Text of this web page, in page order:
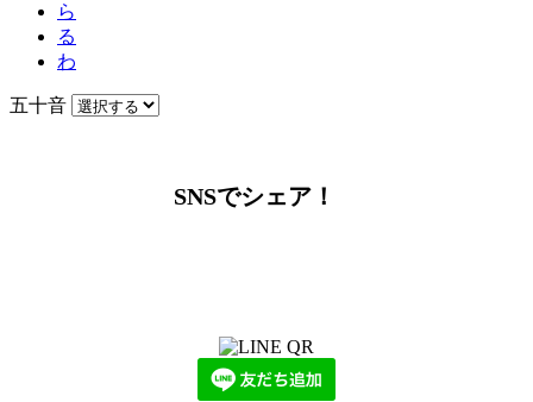
ら
る
わ
五十音
SNSでシェア！